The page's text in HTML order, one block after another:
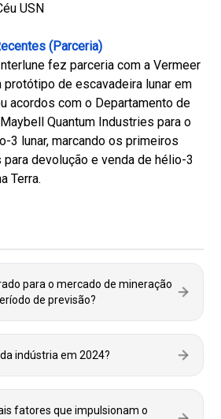
USN
(Parceria)
fez parceria com a Vermeer
protótipo de escavadeira lunar em
acordos com o Departamento de
Quantum Industries para o
3 lunar, marcando os primeiros
devolução e venda de hélio-3
Terra.
para o mercado de mineração
de previsão?
indústria em 2024?
fatores que impulsionam o